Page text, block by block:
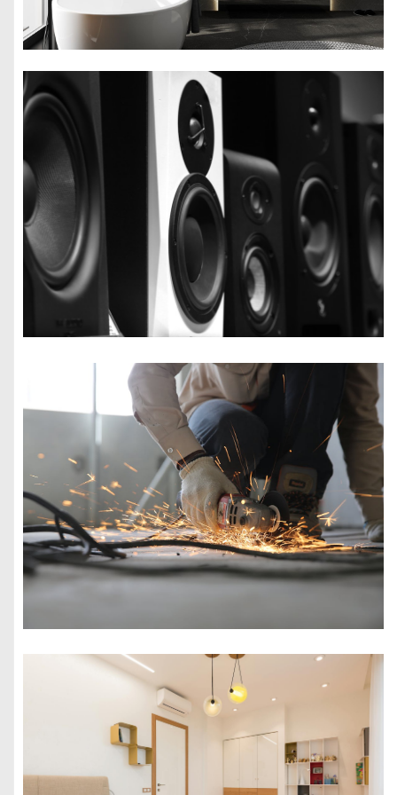
Adaptacja
poddasza:
doświetlenie
Dom pasywny i
nZEB: standardy
i praktyka
Wentylowana
fasada: za i
przeciw
acja domu:
audyt,
ocieplenie,
wymiana źródła
ciepła
Najczęstsze
błędy
wykonawcze i
jak ich uniknąć
kontrola
wydatków
Bezpieczeństwo
na budowie: BHP,
narzędzia,
odzież ochronna